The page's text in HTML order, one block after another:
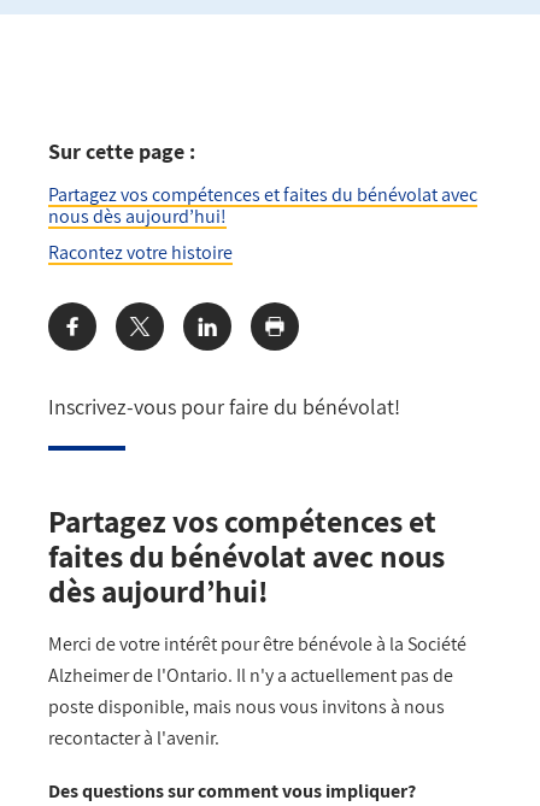
Inscrivez-vous pour faire du bénévolat!
Partagez vos compétences et
faites du bénévolat avec nous
dès aujourd’hui!
Merci de votre intérêt pour être bénévole à la Société
Alzheimer de l'Ontario. Il n'y a actuellement pas de
poste disponible, mais nous vous invitons à nous
recontacter à l'avenir.
Des questions sur comment vous impliquer?
Sur cette page :
Partagez vos compétences et faites du bénévolat avec
nous dès aujourd’hui!
Racontez votre histoire
Share: